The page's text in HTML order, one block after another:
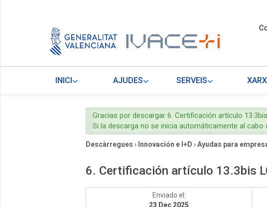
INICI AJUDES SERVEIS
Gracias por descargar 6. Certificación artículo
Si la descarga no se inicia automáticamente al
Descàrregues › Innovación e I+D ›Ayudas para
6. Certificación artículo 13.3bis
Enviado el:
23 Dec 2025